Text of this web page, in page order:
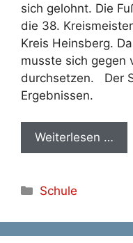
sich gelohnt. Die
die 38.
Kreis Heinsberg.
musste sich gegen
durchsetzen. Der
Weiterlesen …
Kategorien
Schule